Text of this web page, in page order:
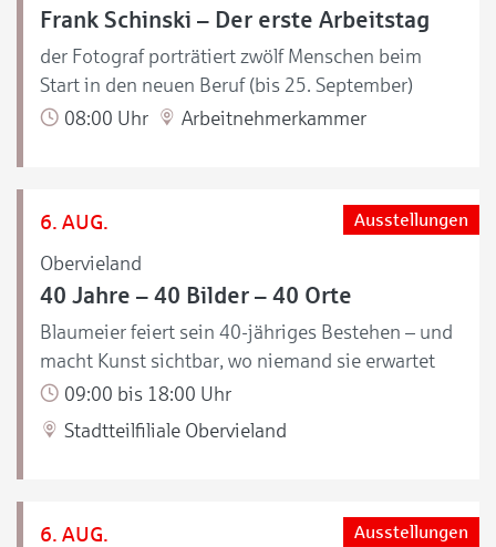
Frank Schinski – Der erste Arbeitstag
der Fotograf porträtiert zwölf Menschen beim
Start in den neuen Beruf (bis 25. September)
08:00 Uhr
Arbeitnehmerkammer
6. AUG.
Obervieland
Ausstellungen
40 Jahre – 40 Bilder – 40 Orte
Blaumeier feiert sein 40-jähriges Bestehen – und
macht Kunst sichtbar, wo niemand sie erwartet
09:00 bis 18:00 Uhr
Stadtteilfiliale Obervieland
6. AUG. Ausstellungen